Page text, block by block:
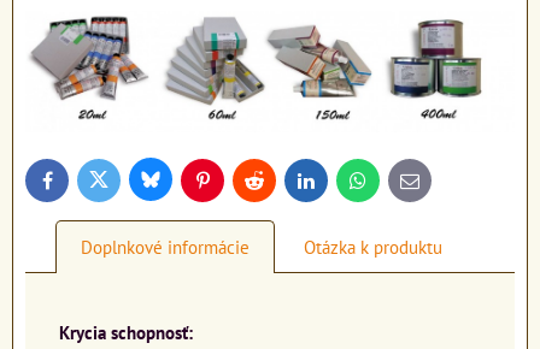
FacebookTwitter BlueskyPinterestReddit LinkedInWhatsApp
E-
mail
Doplnkové informácie Otázka k produktu
Krycia schopnosť: